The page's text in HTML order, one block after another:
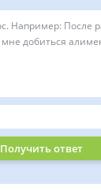
Получить ответ